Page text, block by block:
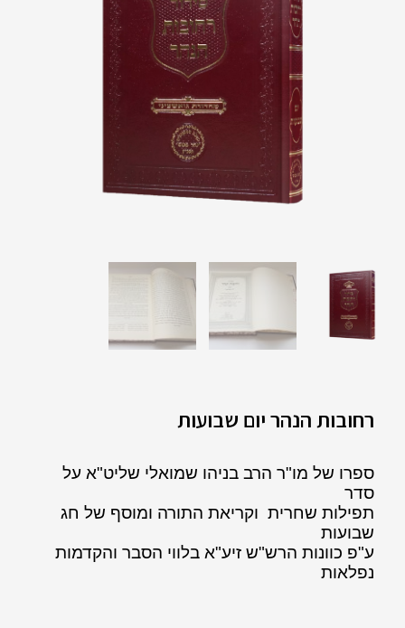
רחובות הנהר יום שבועות
ספרו של מו"ר הרב בניהו שמואלי שליט"א על
סדר
תפילות שחרית וקריאת התורה ומוסף של חג
שבועות
ע"פ כוונות הרש"ש זיע"א בלווי הסבר והקדמות
נפלאות ‏‏‏‏‏‏‏‏‏‏‏‎‎‎‎‎‎‎‏